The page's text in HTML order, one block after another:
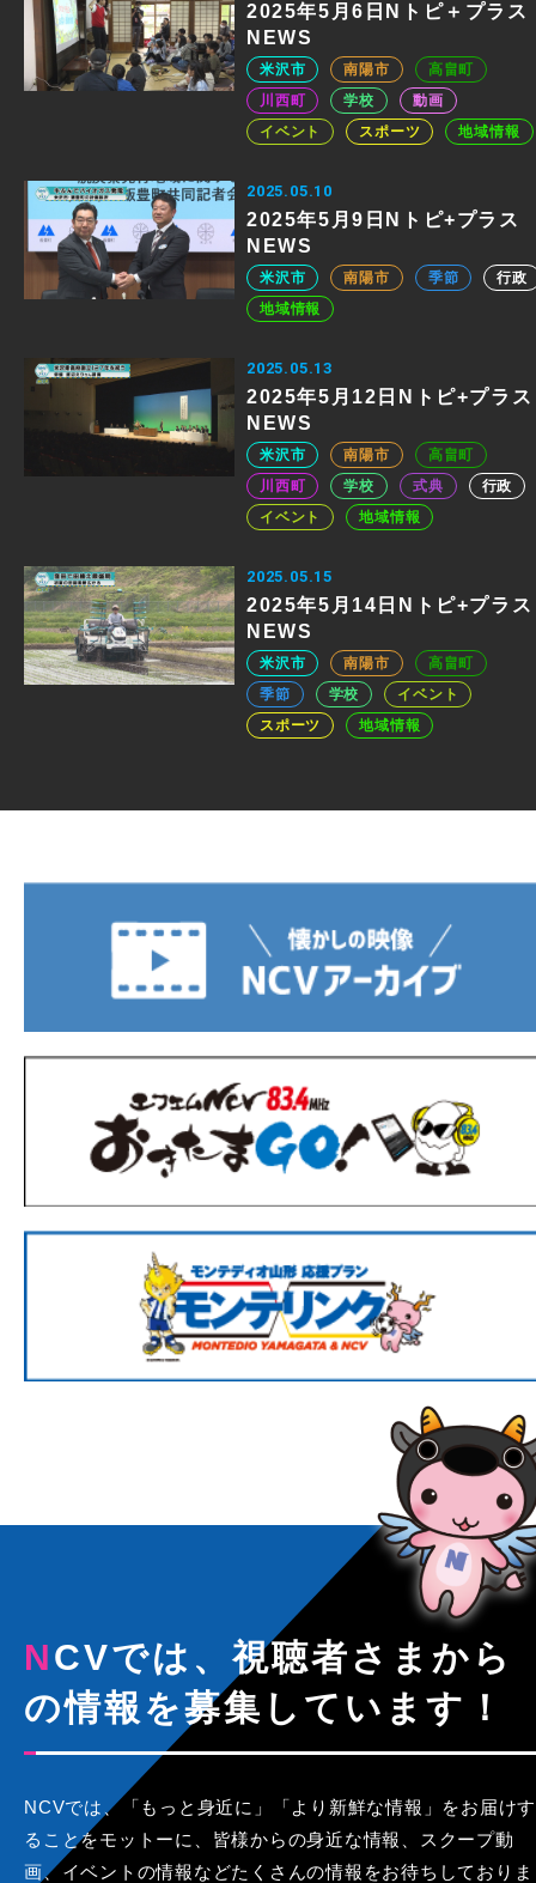
2025年5月6日Nトピ＋プラス
NEWS
米沢市 南陽市
高畠町
川西町
学校
動画
イベント
スポーツ 地域情報
2025.05.10
2025年5月9日Nトピ+プラス
NEWS
米沢市 南陽市 季節
行政
地域情報
2025.05.13
2025年5月12日Nトピ+プラス
NEWS
米沢市 南陽市
高畠町
川西町
学校 式典
行政
イベント
地域情報
2025.05.15
2025年5月14日Nトピ+プラス
NEWS
米沢市 南陽市
高畠町
季節
学校
イベント
スポーツ
地域情報
NCVでは、視聴者さまから
の情報を募集しています！
NCVでは、「もっと身近に」「より新鮮な情報」をお届けす
ることをモットーに、皆様からの身近な情報、スクープ動
画、イベントの情報などたくさんの情報をお待ちしておりま